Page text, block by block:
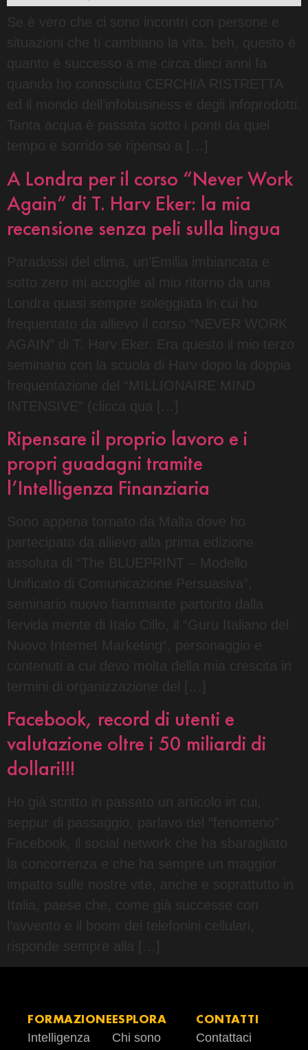
Se è vero che ci sono incontri con persone e
situazioni che ti cambiano la vita, beh, questo è
quanto è successo a me circa dieci anni fa
quando ho conosciuto CERCHIA RISTRETTA
ed il mondo dell’infobusiness e degli infoprodotti.
Tanta acqua è passata sotto i ponti da quel
tempo e sorrido se ripenso a […]
A Londra per il corso “Never Work
Again” di T. Harv Eker: la mia
recensione senza peli sulla lingua
Paradossi del clima, un’Emilia imbiancata e
sotto zero mi accoglie al mio ritorno da una
Londra quasi sempre soleggiata in cui ho
frequentato da allievo il corso “NEVER WORK
AGAIN” di T. Harv Eker. Era questo il mio terzo
seminario con la scuola di Harv dopo la doppia
frequentazione del “MILLIONAIRE MIND
INTENSIVE” (clicca qua […]
Ripensare il proprio lavoro e i
propri guadagni tramite
l’Intelligenza Finanziaria
Sono appena tornato da Malta dove ho
partecipato da allievo alla prima edizione
assoluta di “The BLUEPRINT – Modello
Unificato di Comunicazione Persuasiva”,
seminario nuovo fiammante partorito dalla
fervida mente di Italo Cillo, il “Guru Italiano del
Nuovo Internet Marketing“, personaggio e
contenuti a cui devo molta della mia crescita in
termini di organizzazione del […]
Facebook, record di utenti e
valutazione oltre i 50 miliardi di
dollari!!!
Ho già scritto in passato un articolo in cui,
seppur di passaggio, parlavo del “fenomeno”
Facebook, il social network che ha sbaragliato
la concorrenza e che ha sempre un maggior
impatto sulle nostre vite, anche e soprattutto in
Italia, paese che, come già successe con
l’avvento e il boom dei telefonini cellulari,
risponde sempre alla […]
FORMAZIONE
Intelligenza
ESPLORA
Chi sono
CONTATTI
Contattaci